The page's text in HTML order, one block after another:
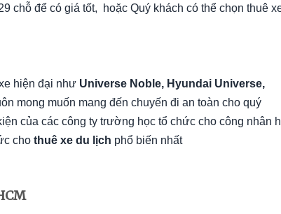
chỗ để có giá tốt, hoặc Quý khách có thể chọn thuê
hiện đại như Universe Noble, Hyundai Universe,
mong muốn mang đến chuyến đi an toàn cho quý
của các công ty trường học tổ chức cho công nhân
cho thuê xe du lịch phổ biến nhất